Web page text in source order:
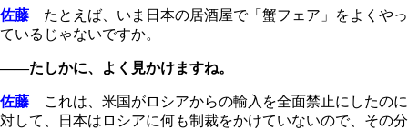
佐藤 たとえば、いま日本の居酒屋で「蟹フェア」をよくやっ
ているじゃないですか。
――たしかに、よく見かけますね。
佐藤 これは、米国がロシアからの輸入を全面禁止にしたのに
対して、日本はロシアに何も制裁をかけていないので、その分